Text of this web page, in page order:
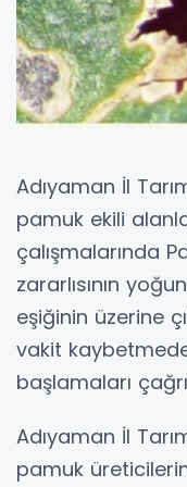
Adıyaman İl
pamuk ekili
çalışmalarında
zararlısının
eşiğinin üzerine
vakit
başlamaları
Adıyaman İl
pamuk